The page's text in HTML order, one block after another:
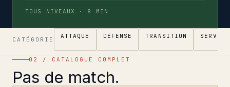
TOUS NIVEAUX · 8 MIN
CATÉGORIE ATTAQUE DÉFENSE TRANSITION SERVICE
02 / CATALOGUE COMPLET
Pas de match.